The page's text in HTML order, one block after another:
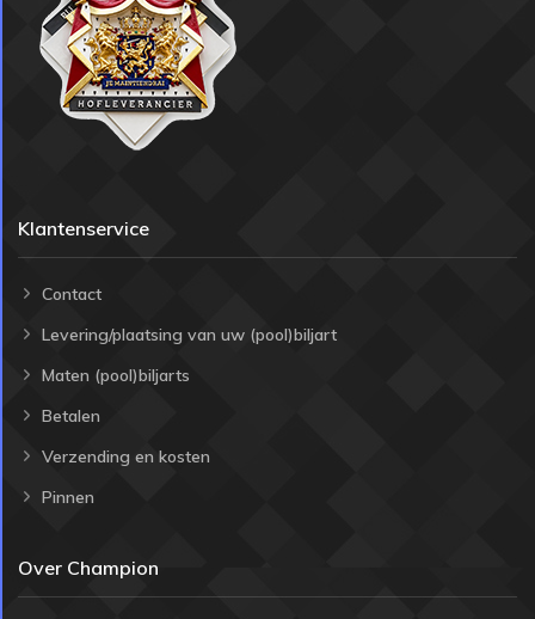
Klantenservice
Contact
Levering/plaatsing van uw (pool)biljart
Maten (pool)biljarts
Betalen
Verzending en kosten
Pinnen
Over Champion